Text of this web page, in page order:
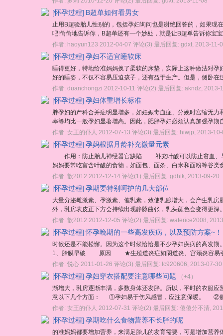
[怀孕过程] B超单如何看男女
止用B超验胎儿性别的，包括孕妇询问也是谢绝回答的，如果
吧!偷偷地告诉你，B超单还有一个妙处，就是让B超单告诉你
作者: haoyun123 2012-04-07 评论(3) 最后回复: gdxt 2013-11-
[怀孕过程] 孕妇不适宜睡软床
睡得更好，特地给准妈妈换了柔软的床垫，实际上这种做法对
好的睡姿，不仅不容易压迫孩子，还有益于生产。但是，侧卧
作者: duanchongzi 2012-10-11 评论(2) 最后回复: akndz 2013-
[怀孕过程] 孕妇体重增长标准
胖孕妇的产科合并症明显增多，如妊娠毒血症、分娩时宫缩无
率等均比一般孕妇显著增高。因此，肥胖孕妇必须认真加强孕
作者: 女王的仆人 2012-07-13 评论(3) 最后回复: hiwjp 2013-
[怀孕过程] 孕妈根据月龄补充微量元素
作用：防止胎儿神经器官缺陷 补充叶酸可以防止贫血、早
妈妈要常吃富含叶酸的食物，如面包、面条、白米和面粉等谷
作者: 歆2012 2012-12-14 评论(1) 最后回复: gdhtk 2013-09-20
[怀孕过程] 孕期要特别呵护的几大部位
大量分泌雌激素、孕激素、催乳素，致使乳腺增大，会产生乳
外，乳房表皮正下方会持续出现静脉曲张，乳头颜色会变
作者: 歆2012 2012-12-05 评论(2) 最后回复: waterice2008
[怀孕过程] 怀孕晚期的一些高发疾病，以及预防方案~！
时候还是不能松懈。因为这个时候恰恰是不少孕妇疾病的高
1、胎膜早破 原因 ★生殖道炎症如阴道炎、宫颈炎容易
作者: 悦心 2011-01-26 评论(3) 最后回复: lc920606 2013-07-30
[怀孕过程] 孕妇穿衣搭配要注意哪些问题
（+4）
渐增大，乳房逐渐丰满，多数身体还发胖。所以，平时的衣服
意以下几个方面： ①孕妇易于伤风感冒，应注意保暖。 ②
作者: 女王的仆人 2012-07-31 评论(2) 最后回复: 傻傻分不清
[怀孕过程] 孕期吃什么食物营养不长胖的呢
的准妈妈都要增加营养，来满足胎儿的发育需要，可是增加营